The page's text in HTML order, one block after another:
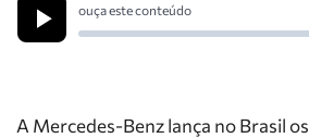
ouça este conteúdo
A Mercedes-Benz lança no Brasil os